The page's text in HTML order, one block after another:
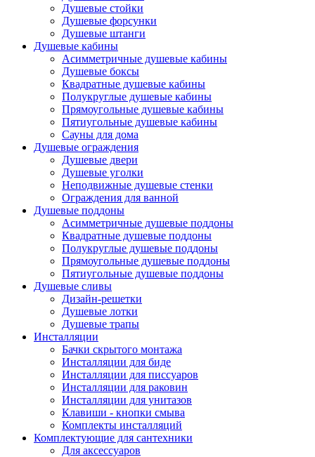
Душевые стойки
Душевые форсунки
Душевые штанги
Душевые кабины
Асимметричные душевые кабины
Душевые боксы
Квадратные душевые кабины
Полукруглые душевые кабины
Прямоугольные душевые кабины
Пятиугольные душевые кабины
Сауны для дома
Душевые ограждения
Душевые двери
Душевые уголки
Неподвижные душевые стенки
Ограждения для ванной
Душевые поддоны
Асимметричные душевые поддоны
Квадратные душевые поддоны
Полукруглые душевые поддоны
Прямоугольные душевые поддоны
Пятиугольные душевые поддоны
Душевые сливы
Дизайн-решетки
Душевые лотки
Душевые трапы
Инсталляции
Бачки скрытого монтажа
Инсталляции для биде
Инсталляции для писсуаров
Инсталляции для раковин
Инсталляции для унитазов
Клавиши - кнопки смыва
Комплекты инсталляций
Комплектующие для сантехники
Для аксессуаров